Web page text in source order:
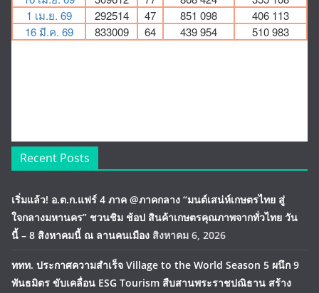
Recent Posts
เริ่มแล้ว! อ.ต.ก.แฟร์ 4 ภาค @ภาคกลาง “มนต์เสน่ห์เกษตรไทย สู่
ใจกลางมหานคร” ชวนชิม ช้อป สินค้าเกษตรคุณภาพจากทั่วไทย วัน
นี้ – 8 สิงหาคมนี้ ณ ลานคนเมือง สิงหาคม 6, 2026
ททท. ประกาศความสำเร็จ Village to the World Season 5 ผนึก 9
พันธมิตร ขับเคลื่อน ESG Tourism สืบสานพระราชปณิธาน สร้าง